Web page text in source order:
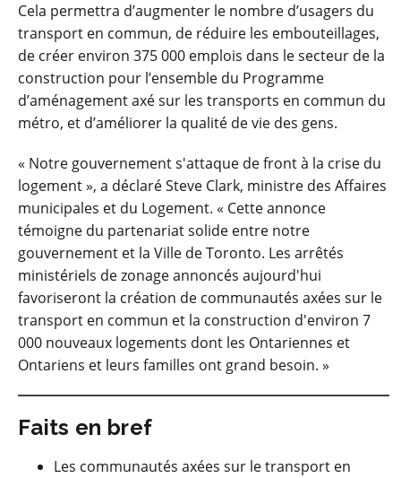
Cela permettra d’augmenter le nombre d’usagers du
transport en commun, de réduire les embouteillages,
de créer environ 375 000 emplois dans le secteur de la
construction pour l’ensemble du Programme
d’aménagement axé sur les transports en commun du
métro, et d’améliorer la qualité de vie des gens.
« Notre gouvernement s'attaque de front à la crise du
logement », a déclaré Steve Clark, ministre des Affaires
municipales et du Logement. « Cette annonce
témoigne du partenariat solide entre notre
gouvernement et la Ville de Toronto. Les arrêtés
ministériels de zonage annoncés aujourd'hui
favoriseront la création de communautés axées sur le
transport en commun et la construction d'environ 7
000 nouveaux logements dont les Ontariennes et
Ontariens et leurs familles ont grand besoin. »
Faits en bref
Les communautés axées sur le transport en